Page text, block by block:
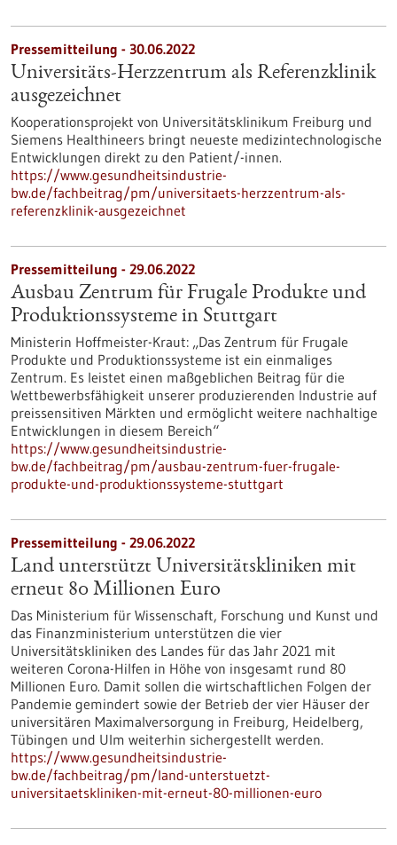
Pressemitteilung - 30.06.2022
Universitäts-Herzzentrum als Referenzklinik
ausgezeichnet
Kooperationsprojekt von Universitätsklinikum Freiburg und
Siemens Healthineers bringt neueste medizintechnologische
Entwicklungen direkt zu den Patient/-innen.
https://www.gesundheitsindustrie-
bw.de/fachbeitrag/pm/universitaets-herzzentrum-als-
referenzklinik-ausgezeichnet
Pressemitteilung - 29.06.2022
Ausbau Zentrum für Frugale Produkte und
Produktionssysteme in Stuttgart
Ministerin Hoffmeister-Kraut: „Das Zentrum für Frugale
Produkte und Produktionssysteme ist ein einmaliges
Zentrum. Es leistet einen maßgeblichen Beitrag für die
Wettbewerbsfähigkeit unserer produzierenden Industrie auf
preissensitiven Märkten und ermöglicht weitere nachhaltige
Entwicklungen in diesem Bereich“
https://www.gesundheitsindustrie-
bw.de/fachbeitrag/pm/ausbau-zentrum-fuer-frugale-
produkte-und-produktionssysteme-stuttgart
Pressemitteilung - 29.06.2022
Land unterstützt Universitätskliniken mit
erneut 80 Millionen Euro
Das Ministerium für Wissenschaft, Forschung und Kunst und
das Finanzministerium unterstützen die vier
Universitätskliniken des Landes für das Jahr 2021 mit
weiteren Corona-Hilfen in Höhe von insgesamt rund 80
Millionen Euro. Damit sollen die wirtschaftlichen Folgen der
Pandemie gemindert sowie der Betrieb der vier Häuser der
universitären Maximalversorgung in Freiburg, Heidelberg,
Tübingen und Ulm weiterhin sichergestellt werden.
https://www.gesundheitsindustrie-
bw.de/fachbeitrag/pm/land-unterstuetzt-
universitaetskliniken-mit-erneut-80-millionen-euro